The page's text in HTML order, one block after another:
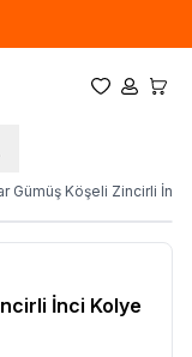
Favorilerim
Hesabım
Gümüş Köşeli Zincirli İnci
İnci Kolye